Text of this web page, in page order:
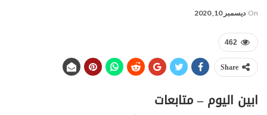
On ديسمبر 10, 2020
462
Share
ابين اليوم – متابعات